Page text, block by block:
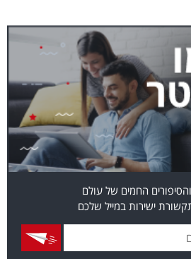
החמים של עולם
ישירות במייל שלכם